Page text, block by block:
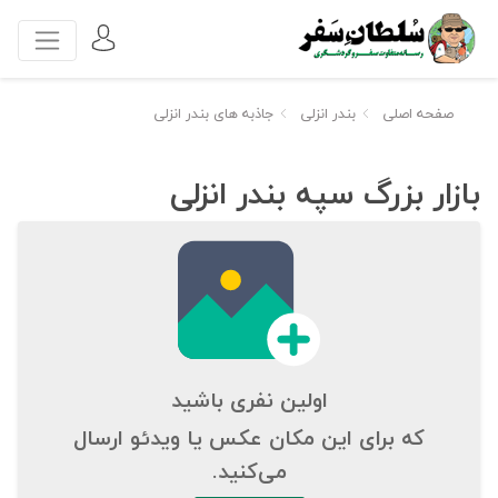
صفحه اصلی بندر انزلی جاذبه های بندر انزلی
بازار بزرگ سپه بندر انزلی
اولین نفری باشید
که برای این مکان عکس یا ویدئو ارسال
می‌کنید.